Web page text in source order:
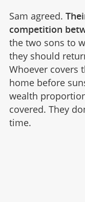
Sam agreed.
competition
the two sons to
they should
Whoever covers
home before
wealth
covered. They
time.